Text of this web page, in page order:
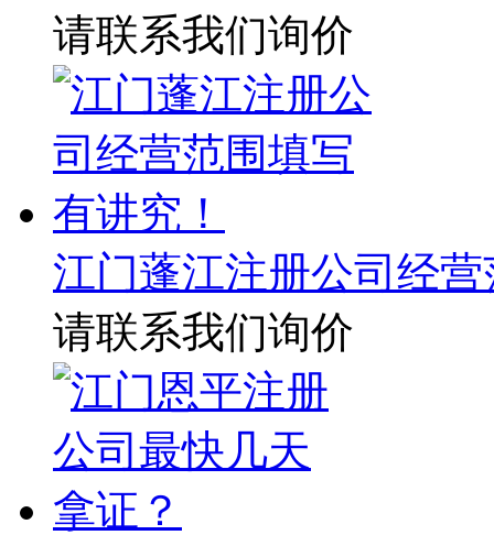
请联系我们询价
江门蓬江注册公司经
请联系我们询价